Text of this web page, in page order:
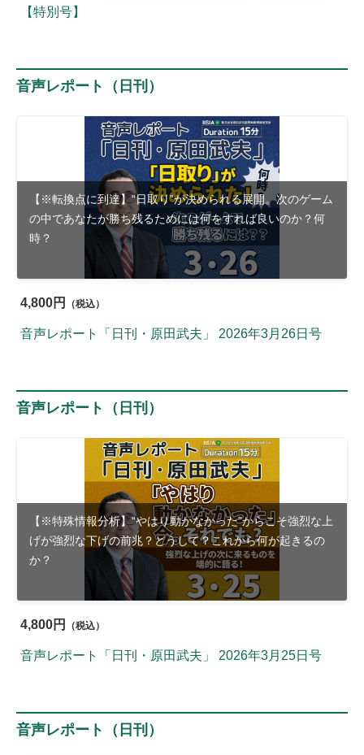
【特別号】
音声レポート（日刊）
【※転換点に到達】“日取り”が決められる展開。次のゲーム
の中であなたが勝ち残るためには何をすれば良いのか？何
時？
4,800円 （税込）
音声レポート「日刊・原田武夫」 2026年3月26日号
音声レポート（日刊）
【※特殊情報分析】“やはり動かなかった”からこそ強烈な上
げが強烈な下げの前兆？どうして？これから何が起きるの
か？
4,800円 （税込）
音声レポート「日刊・原田武夫」 2026年3月25日号
音声レポート（日刊）